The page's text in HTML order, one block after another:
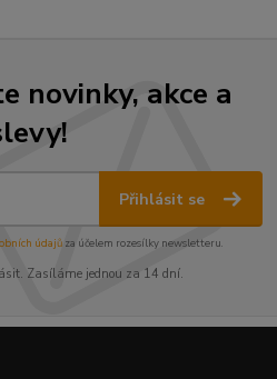
novinky, akce a
Přihlásit se
údajůza účelem rozesílky newsletteru.
Zasíláme jednou za 14 dní.